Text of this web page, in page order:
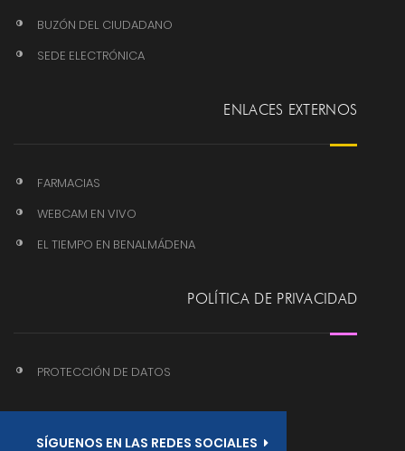
BUZÓN DEL CIUDADANO
SEDE ELECTRÓNICA
ENLACES EXTERNOS
FARMACIAS
WEBCAM EN VIVO
EL TIEMPO EN BENALMÁDENA
POLÍTICA DE PRIVACIDAD
PROTECCIÓN DE DATOS
SÍGUENOS EN LAS REDES SOCIALES